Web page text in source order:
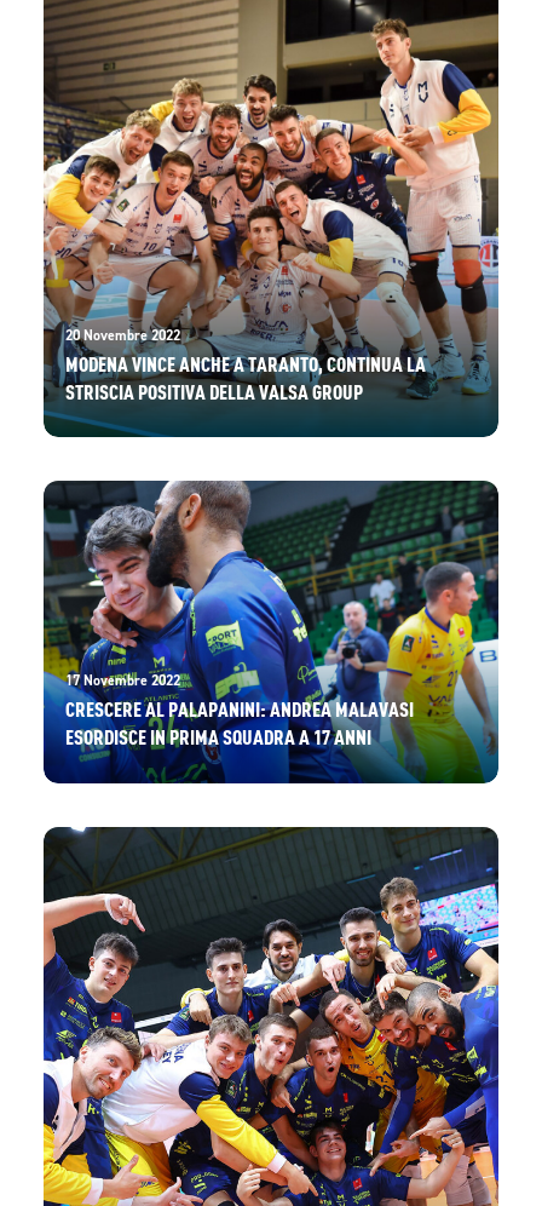
20 Novembre 2022
MODENA VINCE ANCHE A TARANTO, CONTINUA LA
STRISCIA POSITIVA DELLA VALSA GROUP
17 Novembre 2022
CRESCERE AL PALAPANINI: ANDREA MALAVASI
ESORDISCE IN PRIMA SQUADRA A 17 ANNI